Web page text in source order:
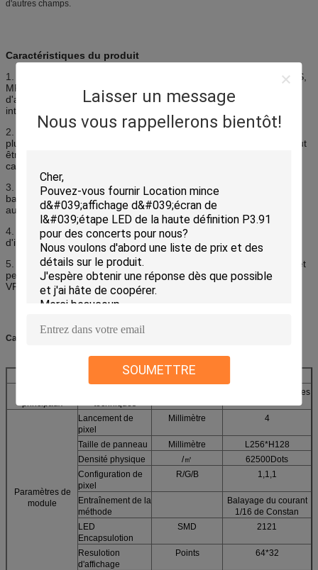
Laisser un message
Nous vous rappellerons bientôt!
SOUMETTRE
d'autres champs.
Caractéristiques du produit
1.
Les formats de fichier multipliés, tels qu'AVI, les MOUVEMENTS,
MPG, DAT, VOB sont complets, et également nous avons le mode
d'affichage trois comme VGA+VIDE et VGA. Il y a également des
interfaces pour le signal sonore et le signal vidéo.
2.
le système de contrôle gris de 4096 catégories et la couleur est
plus de 16,7 millions, et éclat, contraste, saturation, le chroma peut
être ajusté par le manuel et le capteur, dont la portée est la
catégorie 256.
3.
Montrez que toutes sortes de mot, texte, graphique, image,
bande dessinée de vidéo, de dimention 2 le dimention, 3 et toute
autre information avec votre PC fait synchroniquement.
4.
La Ligne-double technologie est adoptée pour l'ajustement
d'image.
5.
Peut être relié au PC et au filet de Web et montrer le contenu, et
peut également être commandé à distance par l'intermédiaire de
VPM+ADSL.
Caractéristiques
Article P4
principaux
techniques
valeurs de paramètres
Paramètres de
module
Lancement de
pixel
Millimètre 4
Taille de panneau Millimètre
L256*H128
Densité physique
/㎡
62500Dots
Configuration de
pixel
R/G/B 1,1,1
Entraînement de la
méthode
Balayage du courant
1/16 de Constan
LED
Encapsulotion
SMD 2121
Resulotion
d'affichage
Points 64*32